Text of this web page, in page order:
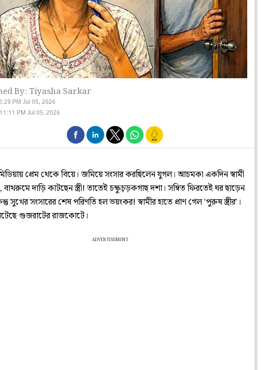
By: Tiyasha Sarkar
PM Jul 05, 2026
PM Jul 05, 2026
প্রেম থেকে বিয়ে। জমিয়ে সংসার করছিলেন যুগল। আচমকা একদিন স্বামী
দাড়ি কাটছেন স্ত্রী! তাতেই চক্ষুচ়ড়কগাছ দশা। সম্বিত ফিরতেই ঘর ছাড়েন
সুখের সংসারের শেষ পরিণতি হল ভয়ংকর! স্বামীর হাতে প্রাণ গেল 'পুরুষ স্ত্রীর'।
গুজরাটের রাজকোটে।
ADVERTISEMENT